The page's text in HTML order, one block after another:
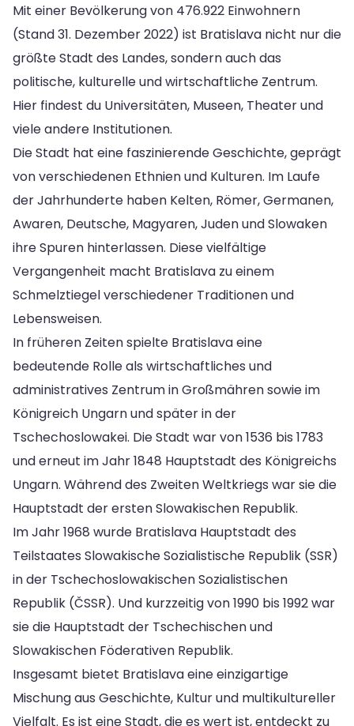
Mit einer Bevölkerung von 476.922 Einwohnern
(Stand 31. Dezember 2022) ist Bratislava nicht nur die
größte Stadt des Landes, sondern auch das
politische, kulturelle und wirtschaftliche Zentrum.
Hier findest du Universitäten, Museen, Theater und
viele andere Institutionen.
Die Stadt hat eine faszinierende Geschichte, geprägt
von verschiedenen Ethnien und Kulturen. Im Laufe
der Jahrhunderte haben Kelten, Römer, Germanen,
Awaren, Deutsche, Magyaren, Juden und Slowaken
ihre Spuren hinterlassen. Diese vielfältige
Vergangenheit macht Bratislava zu einem
Schmelztiegel verschiedener Traditionen und
Lebensweisen.
In früheren Zeiten spielte Bratislava eine
bedeutende Rolle als wirtschaftliches und
administratives Zentrum in Großmähren sowie im
Königreich Ungarn und später in der
Tschechoslowakei. Die Stadt war von 1536 bis 1783
und erneut im Jahr 1848 Hauptstadt des Königreichs
Ungarn. Während des Zweiten Weltkriegs war sie die
Hauptstadt der ersten Slowakischen Republik.
Im Jahr 1968 wurde Bratislava Hauptstadt des
Teilstaates Slowakische Sozialistische Republik (SSR)
in der Tschechoslowakischen Sozialistischen
Republik (ČSSR). Und kurzzeitig von 1990 bis 1992 war
sie die Hauptstadt der Tschechischen und
Slowakischen Föderativen Republik.
Insgesamt bietet Bratislava eine einzigartige
Mischung aus Geschichte, Kultur und multikultureller
Vielfalt. Es ist eine Stadt, die es wert ist, entdeckt zu